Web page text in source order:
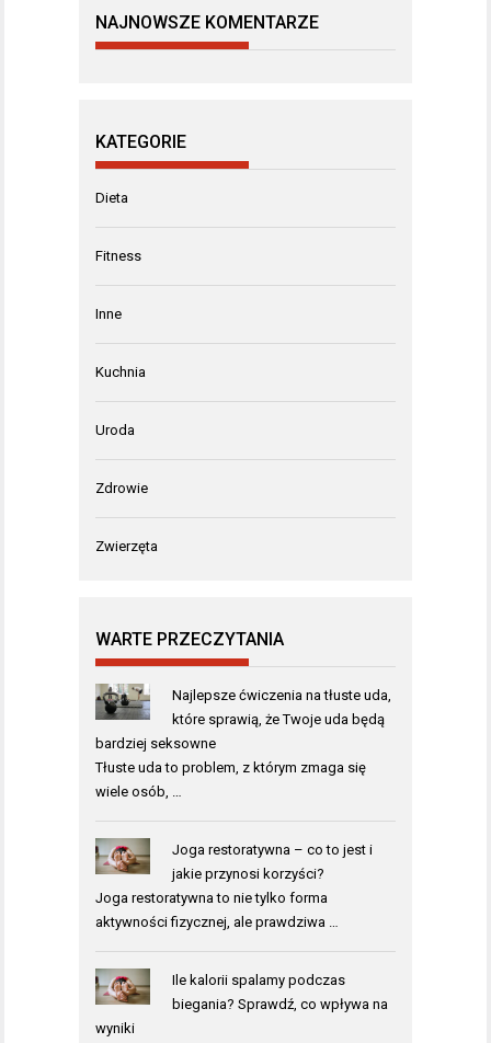
NAJNOWSZE KOMENTARZE
KATEGORIE
Dieta
Fitness
Inne
Kuchnia
Uroda
Zdrowie
Zwierzęta
WARTE PRZECZYTANIA
Najlepsze ćwiczenia na tłuste uda,
które sprawią, że Twoje uda będą
bardziej seksowne
Tłuste uda to problem, z którym zmaga się
wiele osób, …
Joga restoratywna – co to jest i
jakie przynosi korzyści?
Joga restoratywna to nie tylko forma
aktywności fizycznej, ale prawdziwa …
Ile kalorii spalamy podczas
biegania? Sprawdź, co wpływa na
wyniki